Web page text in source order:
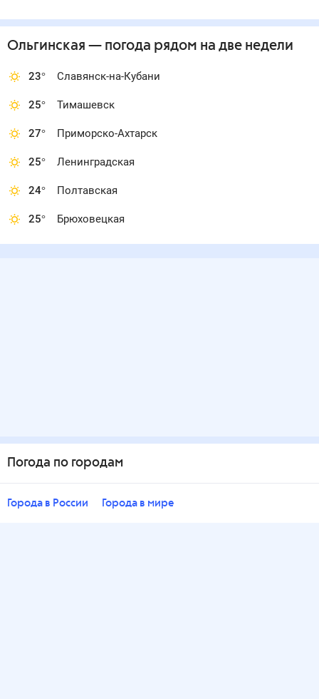
Ольгинская — погода рядом на две недели
23° Славянск-на-Кубани
25° Тимашевск
27° Приморско-Ахтарск
25° Ленинградская
24° Полтавская
25° Брюховецкая
Погода по городам
Города в России Города в мире